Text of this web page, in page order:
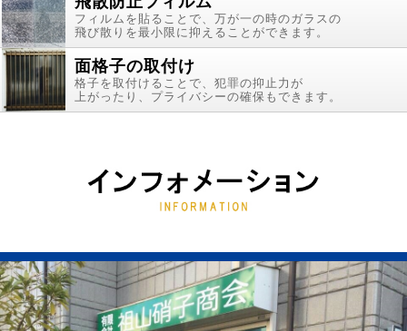
フィルムを貼ることで、万が一の時のガラスの
飛び散りを最小限に抑えることができます。
面格子の取付け
格子を取付けることで、犯罪の抑止力が
上がったり、プライバシーの確保もできます。